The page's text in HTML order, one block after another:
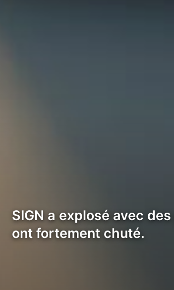
SIGN a explosé avec
ont fortement chuté.